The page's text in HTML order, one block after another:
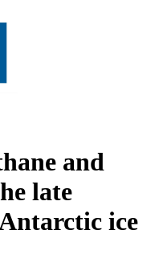
and
late
ice